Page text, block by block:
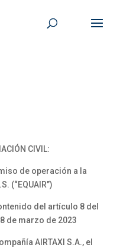
CIVIL:
de operación a la
(“EQUAIR”)
del artículo 8 del
de marzo de 2023
AIRTAXI S.A., el